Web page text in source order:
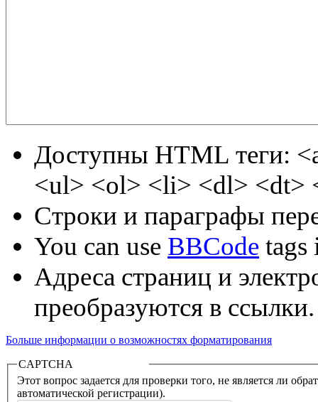
Доступны HTML теги:
<ul> <ol> <li> <dl> <dt>
Строки и параграфы
You can use BBCode tags
Адреса страниц и
преобразуются в ссылки.
Больше информации о возможностях форматирования
CAPTCHA
Этот вопрос задается для проверки того, не является ли
автоматической регистрации).